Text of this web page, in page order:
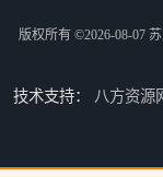
版权所有 ©2026-08-07
技术支持： 八方资源